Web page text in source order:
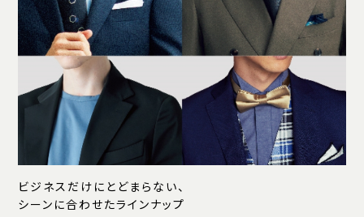
ビジネスだけにとどまらない、
シーンに合わせたラインナップ